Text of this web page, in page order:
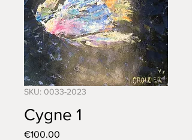
SKU: 0033-2023
Cygne 1
€100.00